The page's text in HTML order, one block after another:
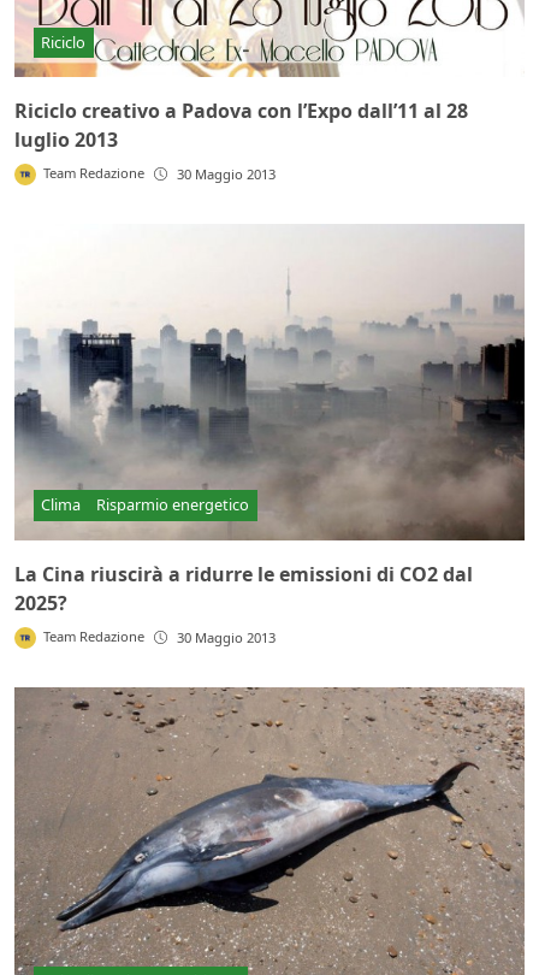
Riciclo
Riciclo creativo a Padova con l’Expo dall’11 al 28
luglio 2013
Team Redazione 30 Maggio 2013
Clima Risparmio energetico
La Cina riuscirà a ridurre le emissioni di CO2 dal
2025?
Team Redazione 30 Maggio 2013